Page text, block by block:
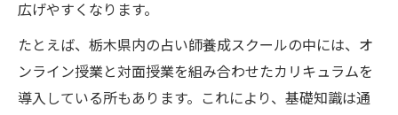
広げやすくなります。
たとえば、栃木県内の占い師養成スクールの中には、オ
ンライン授業と対面授業を組み合わせたカリキュラムを
導入している所もあります。これにより、基礎知識は通